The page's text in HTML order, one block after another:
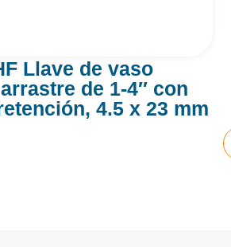
Llave de vaso
de 1-4″ con
4.5 x 23 mm